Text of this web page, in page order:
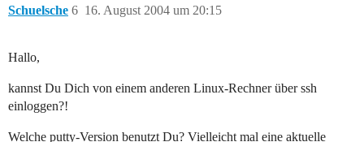
Schuelsche 16. August 2004 um 20:15
6
Hallo,
kannst Du Dich von einem anderen Linux-Rechner über ssh
einloggen?!
Welche putty-Version benutzt Du? Vielleicht mal eine aktuelle